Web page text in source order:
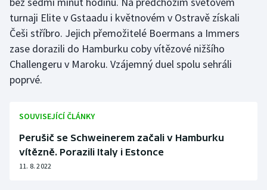
Lezení
Lyže a snowboard
Moderní pětiboj
Motorsport
Olympijské hry
turnaji Elite v Gstaadu i květnovém v Ostravě získali
Češi stříbro. Jejich přemožitelé Boermans a Immers
zase dorazili do Hamburku coby vítězové nižšího
Challengeru v Maroku. Vzájemný duel spolu sehráli
poprvé.
SOUVISEJÍCÍ ČLÁNKY
Perušič se Schweinerem začali v Hamburku
vítězně. Porazili Italy i Estonce
11. 8. 2022